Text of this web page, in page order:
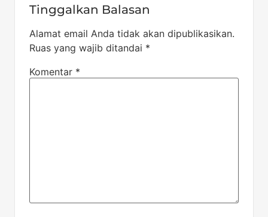
Tinggalkan Balasan
Alamat email Anda tidak akan dipublikasikan.
Ruas yang wajib ditandai *
Komentar *